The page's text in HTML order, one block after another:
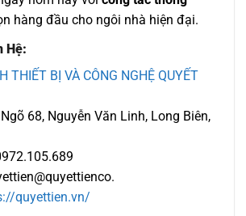
hàng đầu cho ngôi nhà hiện đại.
Hệ:
THIẾT BỊ VÀ CÔNG NGHỆ QUYẾT
68, Nguyễn Văn Linh, Long Biên,
quyettien.vn/